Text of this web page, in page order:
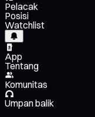
Pelacak
Posisi
Watchlist
App
Tentang
Komunitas
Umpan balik